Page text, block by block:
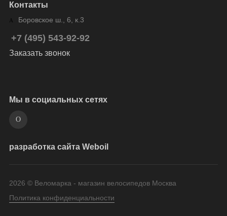
Контакты
Боровское ш., 6, к.3
+7 (495) 543-92-92
Заказать звонок
Мы в социальных сетях
разработка сайта Weboil
2026 © Веломарка - магазин велосипедов Москва
Политика конфиденциальности